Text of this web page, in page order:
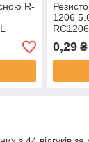
R-
1206
0,29₴